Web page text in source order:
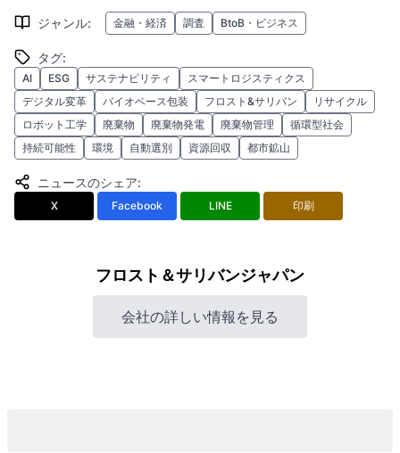
ジャンル: 金融・経済 調査 BtoB・ビジネス
タグ:
AI ESG サステナビリティ
スマートロジスティクス
デジタル変革
バイオベース包装 フロスト&サリバン
リサイクル
ロボット工学
廃棄物 廃棄物発電 廃棄物管理
循環型社会
持続可能性
環境 自動選別 資源回収 都市鉱山
ニュースのシェア:
X Facebook LINE 印刷
フロスト＆サリバンジャパン
会社の詳しい情報を見る